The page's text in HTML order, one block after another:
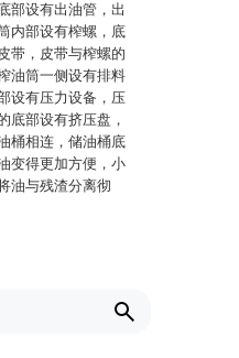
部设有出油管，出
内部设有榨螺，底
带，皮带与榨螺的
油筒一侧设有排料
设有压力设备，压
底部设有挤压盘，
桶相连，储油桶底
变得更加方便，小
油与残渣分离彻